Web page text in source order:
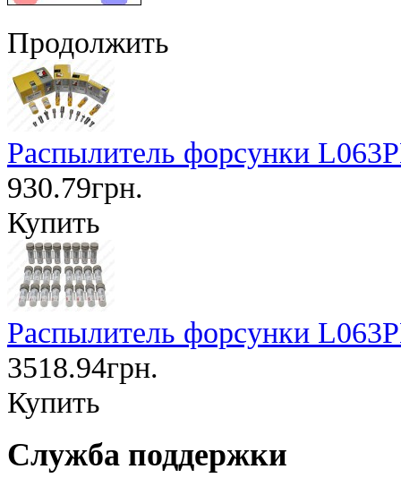
Продолжить
Распылитель форсунки
930.79грн.
Купить
Распылитель форсунки
3518.94грн.
Купить
Служба поддержки